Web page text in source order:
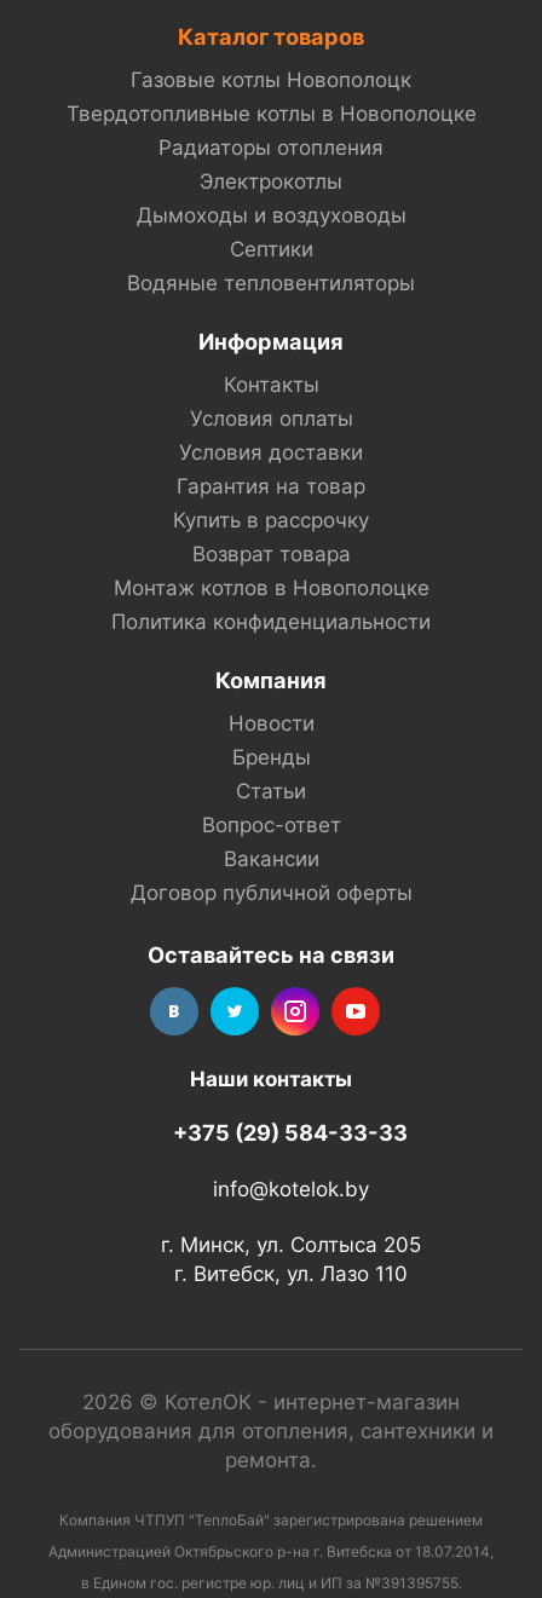
Каталог товаров
Газовые котлы Новополоцк
Твердотопливные котлы в Новополоцке
Радиаторы отопления
Электрокотлы
Дымоходы и воздуховоды
Септики
Водяные тепловентиляторы
Информация
Контакты
Условия оплаты
Условия доставки
Гарантия на товар
Купить в рассрочку
Возврат товара
Монтаж котлов в Новополоцке
Политика конфиденциальности
Компания
Новости
Бренды
Статьи
Вопрос-ответ
Вакансии
Договор публичной оферты
Оставайтесь на связи
Наши контакты
+375 (29) 584-33-33
info@kotelok.by
г. Минск, ул. Солтыса 205
г. Витебск, ул. Лазо 110
2026 © КотелОК - интернет-магазин
оборудования для отопления, сантехники и
ремонта.
Компания ЧТПУП "ТеплоБай" зарегистрирована решением
Администрацией Октябрьского р-на г. Витебска от 18.07.2014,
в Едином гос. регистре юр. лиц и ИП за №391395755.